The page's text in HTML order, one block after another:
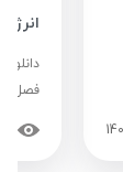
فصل